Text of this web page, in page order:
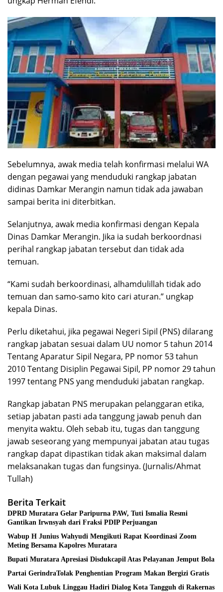
Sebelumnya, awak media telah konfirmasi melalui WA
dengan pegawai yang menduduki rangkap jabatan
didinas Damkar Merangin namun tidak ada jawaban
sampai berita ini diterbitkan.
Selanjutnya, awak media konfirmasi dengan Kepala
Dinas Damkar Merangin. Jika ia sudah berkoordnasi
perihal rangkap jabatan tersebut dan tidak ada
temuan.
“Kami sudah berkoordinasi, alhamdulillah tidak ado
temuan dan samo-samo kito cari aturan.” ungkap
kepala Dinas.
Perlu diketahui, jika pegawai Negeri Sipil (PNS) dilarang
rangkap jabatan sesuai dalam UU nomor 5 tahun 2014
Tentang Aparatur Sipil Negara, PP nomor 53 tahun
2010 Tentang Disiplin Pegawai Sipil, PP nomor 29 tahun
1997 tentang PNS yang menduduki jabatan rangkap.
Rangkap jabatan PNS merupakan pelanggaran etika,
setiap jabatan pasti ada tanggung jawab penuh dan
menyita waktu. Oleh sebab itu, tugas dan tanggung
jawab seseorang yang mempunyai jabatan atau tugas
rangkap dapat dipastikan tidak akan maksimal dalam
melaksanakan tugas dan fungsinya. (Jurnalis/Ahmat
Tullah)
Berita Terkait
DPRD Muratara Gelar Paripurna PAW, Tuti Ismalia Resmi
Gantikan Irwnsyah dari Fraksi PDIP Perjuangan
Wabup H Junius Wahyudi Mengikuti Rapat Koordinasi Zoom
Meting Bersama Kapolres Muratara
Bupati Muratara Apresiasi Disdukcapil Atas Pelayanan Jemput Bola
Partai GerindraTolak Penghentian Program Makan Bergizi Gratis
Wali Kota Lubuk Linggau Hadiri Dialog Kota Tangguh di Rakernas